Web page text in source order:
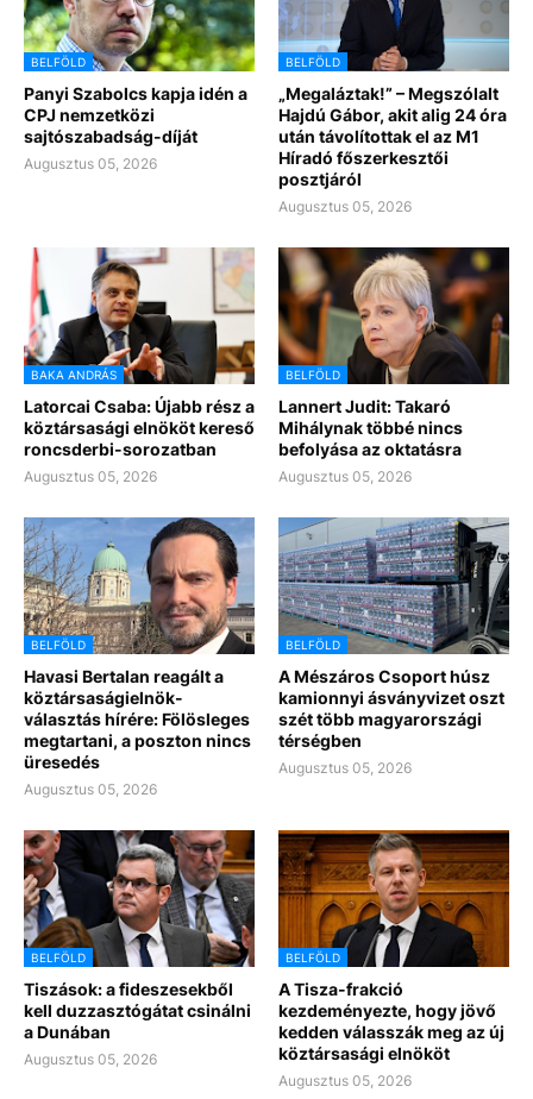
BELFÖLD
Panyi Szabolcs kapja idén a
CPJ nemzetközi
sajtószabadság-díját
Augusztus 05, 2026
BELFÖLD
„Megaláztak!” – Megszólalt
Hajdú Gábor, akit alig 24 óra
után távolítottak el az M1
Híradó főszerkesztői
posztjáról
Augusztus 05, 2026
BAKA ANDRÁS
Latorcai Csaba: Újabb rész a
köztársasági elnököt kereső
roncsderbi-sorozatban
Augusztus 05, 2026
BELFÖLD
Lannert Judit: Takaró
Mihálynak többé nincs
befolyása az oktatásra
Augusztus 05, 2026
BELFÖLD
Havasi Bertalan reagált a
köztársaságielnök-
választás hírére: Fölösleges
megtartani, a poszton nincs
üresedés
Augusztus 05, 2026
BELFÖLD
A Mészáros Csoport húsz
kamionnyi ásványvizet oszt
szét több magyarországi
térségben
Augusztus 05, 2026
BELFÖLD
Tiszások: a fideszesekből
kell duzzasztógátat csinálni
a Dunában
Augusztus 05, 2026
BELFÖLD
A Tisza-frakció
kezdeményezte, hogy jövő
kedden válasszák meg az új
köztársasági elnököt
Augusztus 05, 2026